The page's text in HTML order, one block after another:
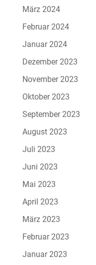
März 2024
Februar 2024
Januar 2024
Dezember 2023
November 2023
Oktober 2023
September 2023
August 2023
Juli 2023
Juni 2023
Mai 2023
April 2023
März 2023
Februar 2023
Januar 2023